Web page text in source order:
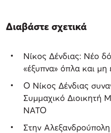
Διαβάστε σχετικά
Νίκος Δένδιας: Νέο
«έξυπνα» όπλα και
Ο Νίκος Δένδιας
Συμμαχικό Διοικητή
ΝATO
Στην